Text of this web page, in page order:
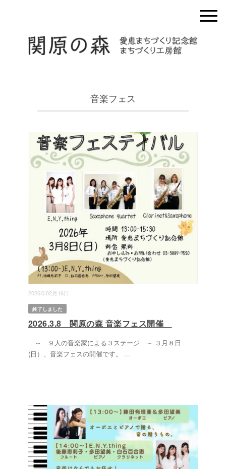
音楽フェス
2026年02月16日
終了しました
2026.3.8 関原の森 音楽フェス開催
～ ９人の音楽家による３ステージ ～ ３月８日
(日）、音楽フェスの開催です。 ...